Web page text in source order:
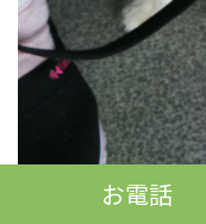
お電話